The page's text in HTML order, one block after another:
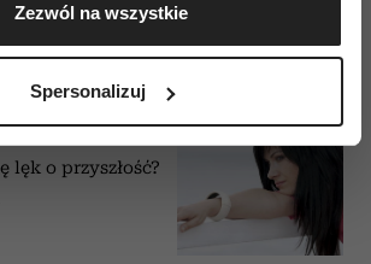
z dokładnością nawet do kilku metrów
Twoje urządzenie, aktywnie
czyli wirtualny odcisk palca)
oraz ustaw własne preferencje w
. W Deklaracji plików cookie możesz
swoją zgodę w dowolnej chwili.
Zezwól na wszystkie
Spersonalizuj
lęk o przyszłość?